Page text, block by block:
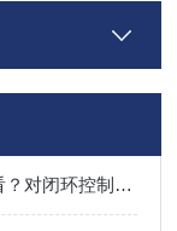
burkert2875比例阀的“迟滞“参数怎么看？对闭环控制精度影响有多大